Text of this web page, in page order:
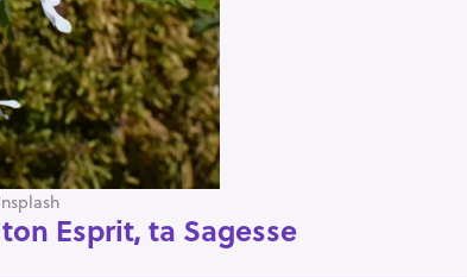
Esprit, ta Sagesse